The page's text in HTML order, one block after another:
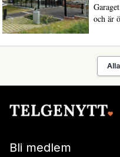
och är
Bli medlem